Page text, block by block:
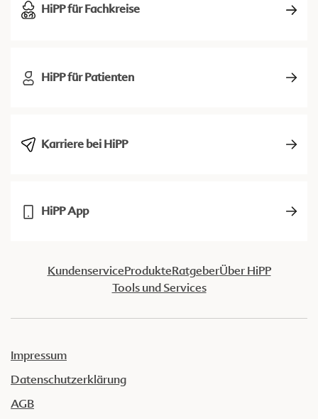
HiPP für Fachkreise
HiPP für Patienten
Karriere bei HiPP
HiPP App
KundenserviceProdukteRatgeberÜber HiPP
Tools und Services
Impressum
Datenschutzerklärung
AGB